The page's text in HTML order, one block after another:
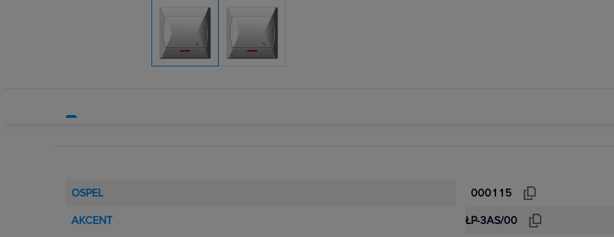
OSPEL
000115
AKCENT
ŁP-3AS/00